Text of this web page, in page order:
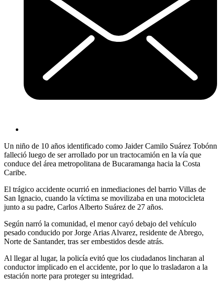
Un niño de 10 años identificado como Jaider Camilo Suárez Tobónn
falleció luego de ser arrollado por un tractocamión en la vía que
conduce del área metropolitana de Bucaramanga hacia la Costa
Caribe.
El trágico accidente ocurrió en inmediaciones del barrio Villas de
San Ignacio, cuando la víctima se movilizaba en una motocicleta
junto a su padre, Carlos Alberto Suárez de 27 años.
Según narró la comunidad, el menor cayó debajo del vehículo
pesado conducido por Jorge Arias Alvarez, residente de Abrego,
Norte de Santander, tras ser embestidos desde atrás.
Al llegar al lugar, la policía evitó que los ciudadanos lincharan al
conductor implicado en el accidente, por lo que lo trasladaron a la
estación norte para proteger su integridad.